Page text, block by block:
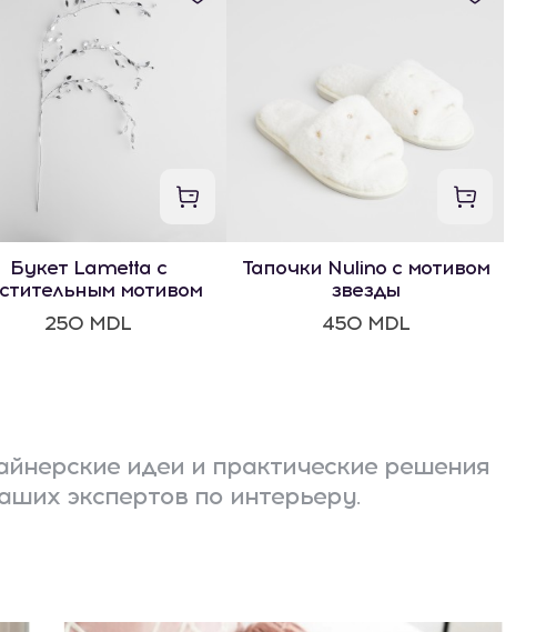
Букет Lametta с
мотивом
250 MDL
Тапочки Nulino с мотивом
звезды
450 MDL
идеи и практические решения
экспертов по интерьеру.